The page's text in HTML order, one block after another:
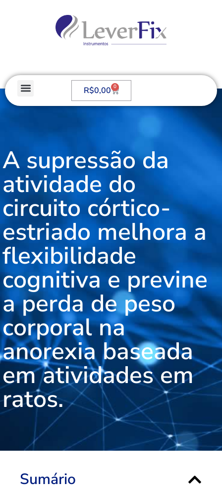
R$0,00 0
A supressão da
atividade do
circuito córtico-
estriado melhora a
flexibilidade
cognitiva e previne
a perda de peso
corporal na
anorexia baseada
em atividades em
ratos.
Sumário